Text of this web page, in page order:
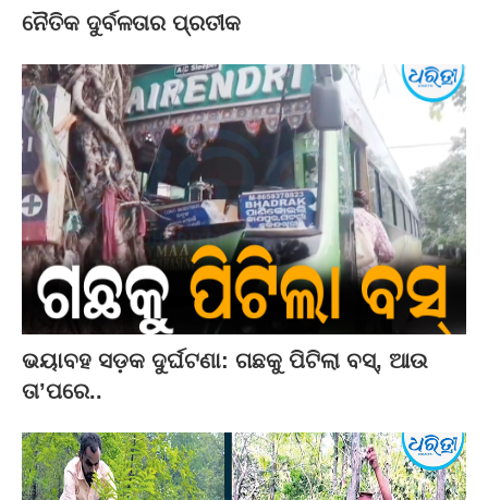
ନୈତିକ ଦୁର୍ବଳତାର ପ୍ରତୀକ
ଭୟାବହ ସଡ଼କ ଦୁର୍ଘଟଣା: ଗଛକୁ ପିଟିଲା ବସ୍‌, ଆଉ
ତା’ପରେ..